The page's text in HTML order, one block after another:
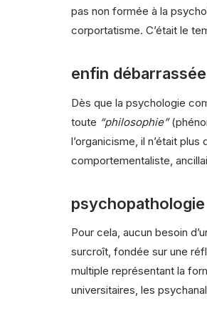
pas non formée à la
corportatisme. C’était le
enfin débarrassée
Dès que la psychologie
toute “philosophie”
l’organicisme, il n’était
comportementaliste,
Pour cela, aucun besoin
surcroît, fondée sur une
multiple représentant la
universitaires, les